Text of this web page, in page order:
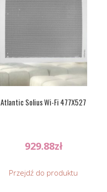
Atlantic Solius Wi-Fi 477X527
929.88zł
Przejdź do produktu